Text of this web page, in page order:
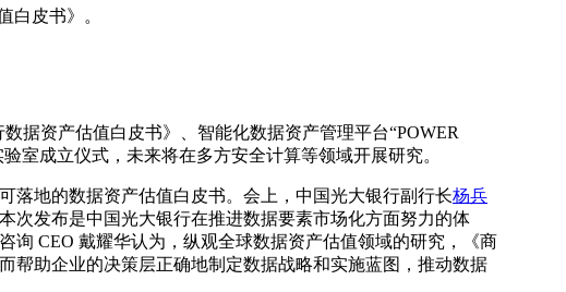
白皮书》。
据资产估值白皮书》、智能化数据资产管理平台“POWER
室成立仪式，未来将在多方安全计算等领域开展研究。
落地的数据资产估值白皮书。会上，中国光大银行副行长杨兵
次发布是中国光大银行在推进数据要素市场化方面努力的体
CEO 戴耀华认为，纵观全球数据资产估值领域的研究，《商
帮助企业的决策层正确地制定数据战略和实施蓝图，推动数据